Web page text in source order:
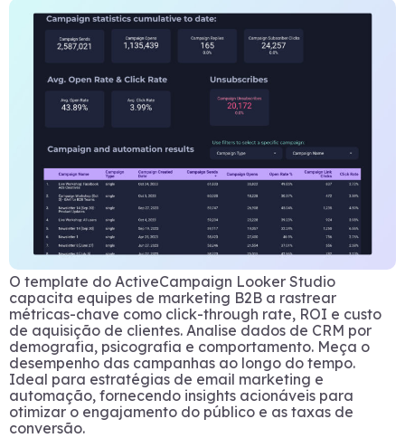
O template do ActiveCampaign Looker Studio
capacita equipes de marketing B2B a rastrear
métricas-chave como click-through rate, ROI e custo
de aquisição de clientes. Analise dados de CRM por
demografia, psicografia e comportamento. Meça o
desempenho das campanhas ao longo do tempo.
Ideal para estratégias de email marketing e
automação, fornecendo insights acionáveis para
otimizar o engajamento do público e as taxas de
conversão.